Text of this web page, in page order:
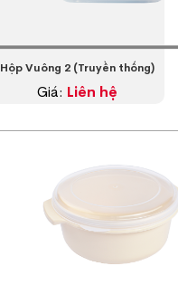
Hộp Vuông 2 (Truyền thống)
Giá: Liên hệ